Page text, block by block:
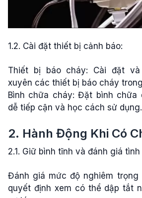
1.2. Cài đặt thiết bị cảnh báo:
Thiết bị báo cháy: Cài đặt
xuyên các thiết bị báo cháy
Bình chữa cháy: Đặt bình chữa
dễ tiếp cận và học cách sử dụng.
2. Hành Động Khi Có
2.1. Giữ bình tĩnh và đánh giá tình
Đánh giá mức độ nghiêm trọng
quyết định xem có thể dập tắt